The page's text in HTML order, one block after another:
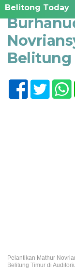
Belitong Today
Senin, 8 Januari 2024 -
Belitung
Pelantikan Mathur
Belitung Timur di